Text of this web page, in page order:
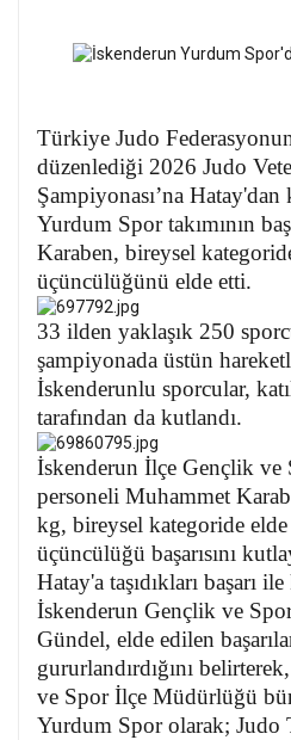
Türkiye Judo
düzenlediği 2026 Judo
Şampiyonası’na Hatay'dan
Yurdum Spor takımının
Karaben, bireysel
üçüncülüğünü elde etti.
33 ilden yaklaşık 250
şampiyonada üstün
İskenderunlu sporcular,
tarafından da kutlandı.
İskenderun İlçe Gençlik
personeli Muhammet
kg, bireysel kategoride
üçüncülüğü başarısını
Hatay'a taşıdıkları başarı
İskenderun Gençlik ve
Gündel, elde edilen
gururlandırdığını
ve Spor İlçe Müdürlüğü
Yurdum Spor olarak; Judo